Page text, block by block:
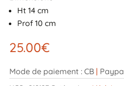
Ht 14 cm
Prof 10 cm
25.00€
Mode de paiement : CB |